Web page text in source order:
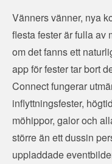
Vänners vänner, nya
flesta fester är fulla av
om det fanns ett
app för fester tar bort
Connect fungerar
inflyttningsfester,
möhippor, galor och
större än ett dussin
uppladdade